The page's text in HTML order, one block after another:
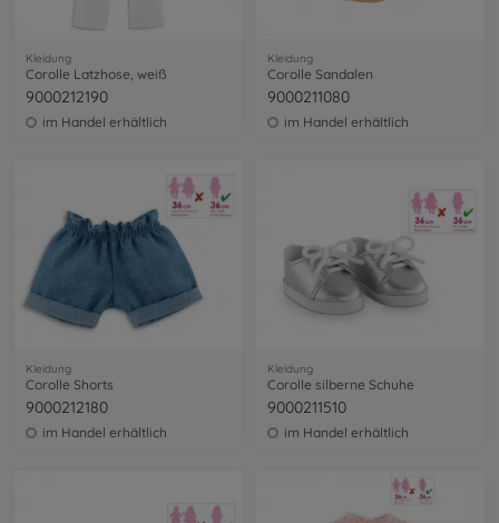
Kleidung
Corolle Latzhose, weiß
9000212190
im Handel erhältlich
Kleidung
Corolle Sandalen
9000211080
im Handel erhältlich
Kleidung
Corolle Shorts
9000212180
im Handel erhältlich
Kleidung
Corolle silberne Schuhe
9000211510
im Handel erhältlich